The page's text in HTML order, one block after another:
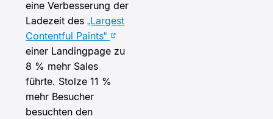
eine Verbesserung der
Ladezeit des„Largest
Contentful Paints“
einer Landingpage zu
8 % mehr Sales
führte. Stolze 11 %
mehr Besucher
besuchten den